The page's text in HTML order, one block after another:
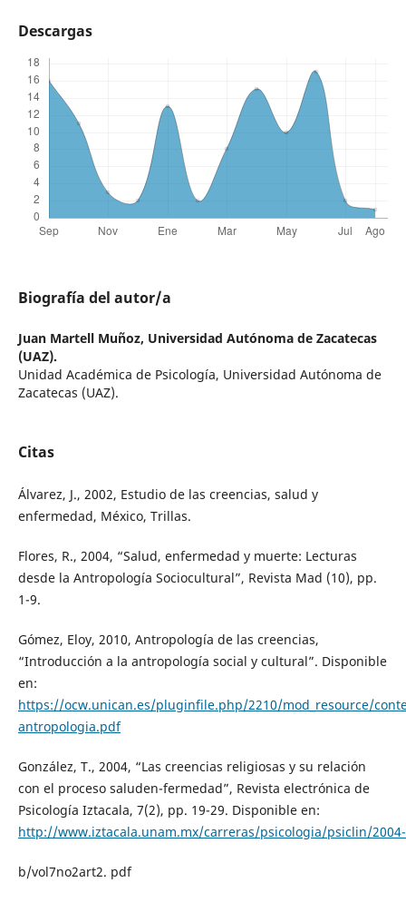
Descargas
Biografía del autor/a
Juan Martell Muñoz, Universidad Autónoma de Zacatecas
(UAZ).
Unidad Académica de Psicología, Universidad Autónoma de
Zacatecas (UAZ).
Citas
Álvarez, J., 2002, Estudio de las creencias, salud y
enfermedad, México, Trillas.
Flores, R., 2004, “Salud, enfermedad y muerte: Lecturas
desde la Antropología Sociocultural”, Revista Mad (10), pp.
1-9.
Gómez, Eloy, 2010, Antropología de las creencias,
“Introducción a la antropología social y cultural”. Disponible
en:
https://ocw.unican.es/pluginfile.php/2210/mod_resource/
antropologia.pdf
González, T., 2004, “Las creencias religiosas y su relación
con el proceso saluden-fermedad”, Revista electrónica de
Psicología Iztacala, 7(2), pp. 19-29. Disponible en:
http://www.iztacala.unam.mx/carreras/psicologia/psiclin/2004-
b/vol7no2art2. pdf